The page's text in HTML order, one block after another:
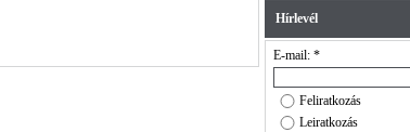
Hírlevél
E-mail: *
Feliratkozás
Leiratkozás